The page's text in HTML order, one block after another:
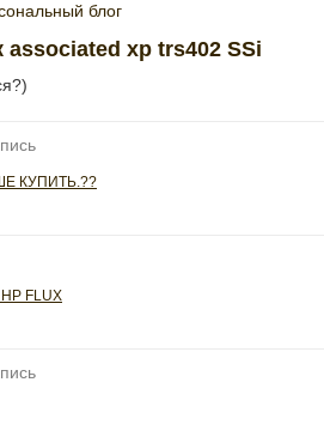
блог
xp trs402 SSi
КУПИТЬ.??
FLUX